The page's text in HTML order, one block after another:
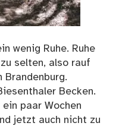
wenig Ruhe. Ruhe
selten, also rauf
Brandenburg.
Becken.
paar Wochen
jetzt auch nicht zu